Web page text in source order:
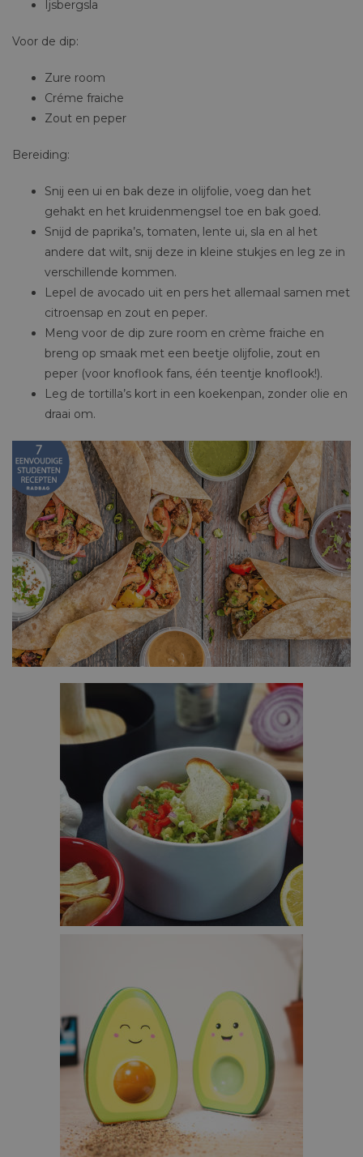
Ijsbergsla
Voor de dip:
Zure room
Créme fraiche
Zout en peper
Bereiding:
Snij een ui en bak deze in olijfolie, voeg dan het
gehakt en het kruidenmengsel toe en bak goed.
Snijd de paprika’s, tomaten, lente ui, sla en al het
andere dat wilt, snij deze in kleine stukjes en leg ze in
verschillende kommen.
Lepel de avocado uit en pers het allemaal samen met
citroensap en zout en peper.
Meng voor de dip zure room en crème fraiche en
breng op smaak met een beetje olijfolie, zout en
peper (voor knoflook fans, één teentje knoflook!).
Leg de tortilla’s kort in een koekenpan, zonder olie en
draai om.